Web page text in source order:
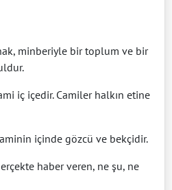
minberiyle bir toplum ve bir
iç içedir. Camiler halkın etine
içinde gözcü ve bekçidir.
haber veren, ne şu, ne